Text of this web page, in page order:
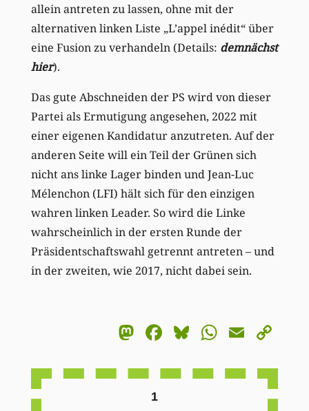
allein antreten zu lassen, ohne mit der
alternativen linken Liste „L’appel inédit“ über
eine Fusion zu verhandeln (Details: demnächst
hier).
Das gute Abschneiden der PS wird von dieser
Partei als Ermutigung angesehen, 2022 mit
einer eigenen Kandidatur anzutreten. Auf der
anderen Seite will ein Teil der Grünen sich
nicht ans linke Lager binden und Jean-Luc
Mélenchon (LFI) hält sich für den einzigen
wahren linken Leader. So wird die Linke
wahrscheinlich in der ersten Runde der
Präsidentschaftswahl getrennt antreten – und
in der zweiten, wie 2017, nicht dabei sein.
Mastodon
Facebook
BlueskyEmail
1